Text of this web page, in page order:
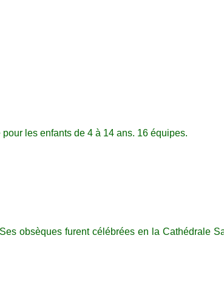
les enfants de 4 à 14 ans. 16 équipes.
obsèques furent célébrées en la Cathédrale